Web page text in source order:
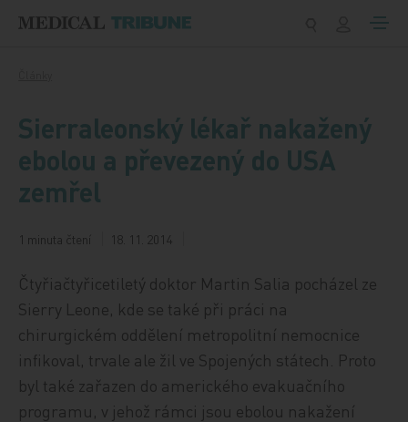
Sierraleonský lékař nakažený
ebolou a převezený do USA
zemřel
1 minuta čtení 18. 11. 2014
Čtyřiačtyřicetiletý doktor Martin Salia pocházel ze
Sierry Leone, kde se také při práci na
chirurgickém oddělení metropolitní nemocnice
infikoval, trvale ale žil ve Spojených státech. Proto
byl také zařazen do amerického evakuačního
programu, v jehož rámci jsou ebolou nakažení